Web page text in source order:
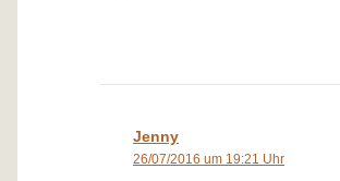
Jenny
26/07/2016 um 19:21 Uhr